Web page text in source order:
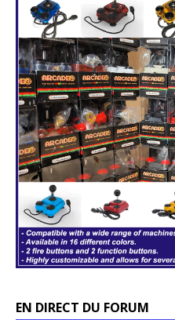
EN DIRECT DU FORUM